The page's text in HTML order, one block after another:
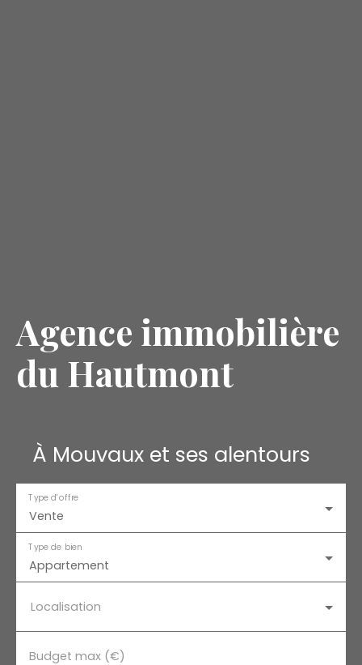
Agence immobilière
du Hautmont
À Mouvaux et ses alentours
Vente
Type d'offre
Appartement
Type de bien
Localisation
Budget max (€)